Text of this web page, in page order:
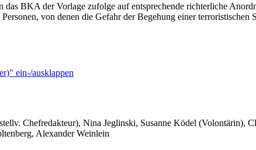
BKA der Vorlage zufolge auf entsprechende richterliche
von denen die Gefahr der Begehung einer
ein-/ausklappen
Chefredakteur), Nina Jeglinski, Susanne Ködel (Volontärin),
Alexander Weinlein